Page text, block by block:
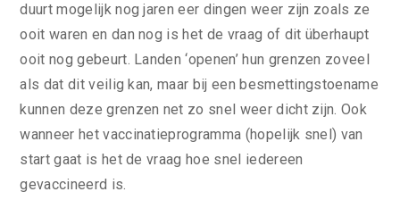
duurt mogelijk nog jaren eer dingen weer zijn zoals ze
ooit waren en dan nog is het de vraag of dit überhaupt
ooit nog gebeurt. Landen ‘openen’ hun grenzen zoveel
als dat dit veilig kan, maar bij een besmettingstoename
kunnen deze grenzen net zo snel weer dicht zijn. Ook
wanneer het vaccinatieprogramma (hopelijk snel) van
start gaat is het de vraag hoe snel iedereen
gevaccineerd is.